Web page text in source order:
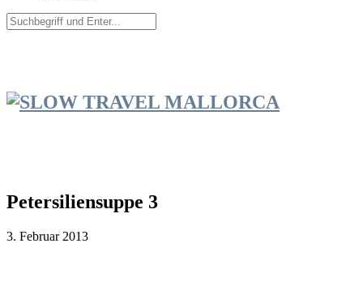
Petersiliensuppe 3
3. Februar 2013